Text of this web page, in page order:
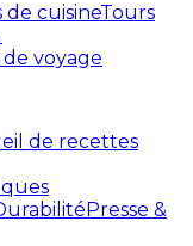
de cuisineTours
voyage
de recettes
Presse &